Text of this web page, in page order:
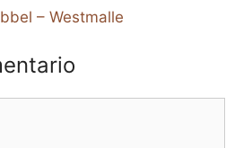
– Westmalle